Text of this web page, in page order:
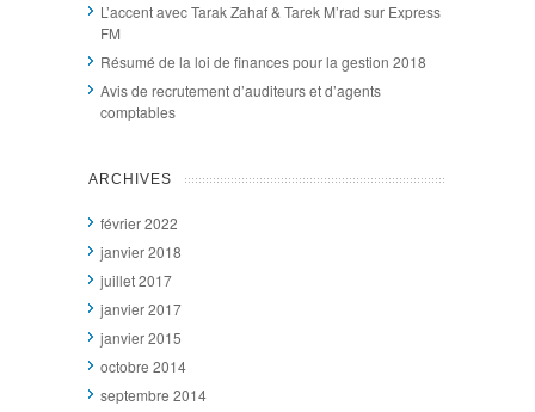
L’accent avec Tarak Zahaf & Tarek M’rad sur Express
FM
Résumé de la loi de finances pour la gestion 2018
Avis de recrutement d’auditeurs et d’agents
comptables
ARCHIVES
février 2022
janvier 2018
juillet 2017
janvier 2017
janvier 2015
octobre 2014
septembre 2014